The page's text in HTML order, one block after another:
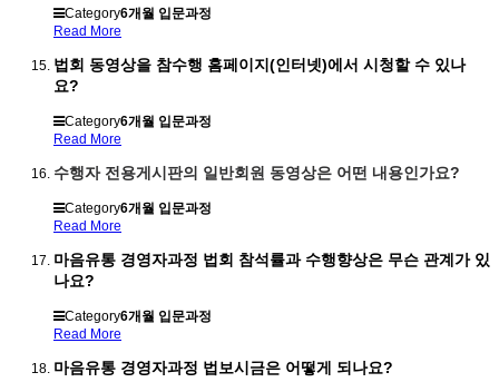
Category6개월 입문과정
Read More
법회 동영상을 참수행 홈페이지(인터넷)에서 시청할 수 있나
요?
Category6개월 입문과정
Read More
수행자 전용게시판의 일반회원 동영상은 어떤 내용인가요?
Category6개월 입문과정
Read More
마음유통 경영자과정 법회 참석률과 수행향상은 무슨 관계가 있
나요?
Category6개월 입문과정
Read More
마음유통 경영자과정 법보시금은 어떻게 되나요?